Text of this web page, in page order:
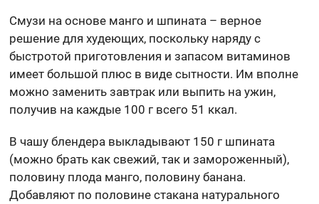
Смузи на основе манго и шпината – верное
решение для худеющих, поскольку наряду с
быстротой приготовления и запасом витаминов
имеет большой плюс в виде сытности. Им вполне
можно заменить завтрак или выпить на ужин,
получив на каждые 100 г всего 51 ккал.
В чашу блендера выкладывают 150 г шпината
(можно брать как свежий, так и замороженный),
половину плода манго, половину банана.
Добавляют по половине стакана натурального